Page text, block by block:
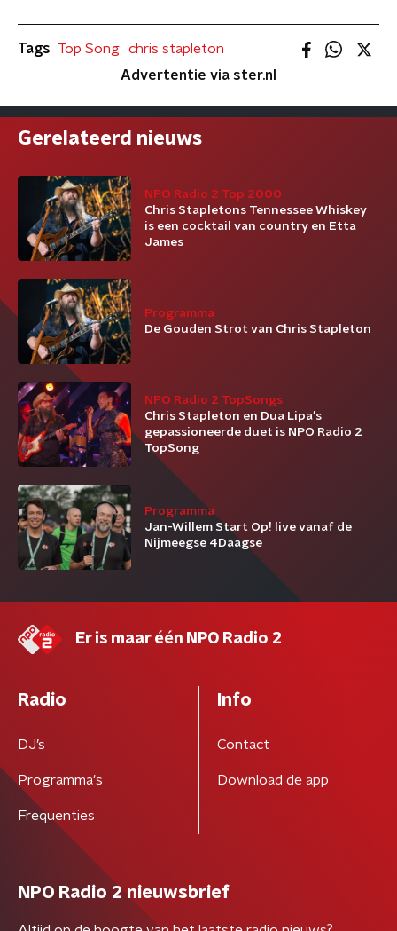
Tags Top Song
chris stapleton
Advertentie via ster.nl
Gerelateerd nieuws
NPO Radio 2 Top 2000
Chris Stapletons Tennessee Whiskey
is een cocktail van country en Etta
James
Programma
De Gouden Strot van Chris Stapleton
NPO Radio 2 TopSongs
Chris Stapleton en Dua Lipa's
gepassioneerde duet is NPO Radio 2
TopSong
Programma
Jan-Willem Start Op! live vanaf de
Nijmeegse 4Daagse
Er is maar één NPO Radio 2
Radio
DJ’s
Programma's
Frequenties
Info
Contact
Download de app
NPO Radio 2 nieuwsbrief